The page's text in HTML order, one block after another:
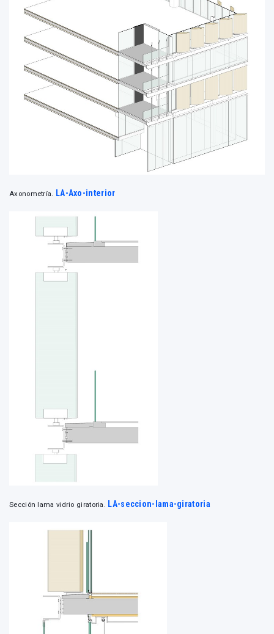
Axonometría. LA-Axo-interior
Sección lama vidrio giratoria. LA-seccion-lama-giratoria